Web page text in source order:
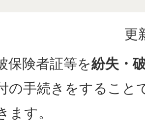
更
保険者証等を紛失・
の手続きをすること
ます。